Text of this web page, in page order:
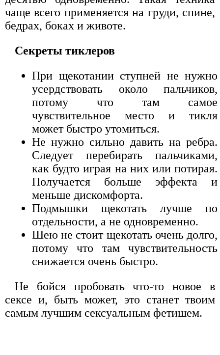
чаще всего применяется на груди, спине,
бедрах, боках и животе.
Секреты тиклеров
При щекотании ступней не нужно
усердствовать около пальчиков,
потому что там самое
чувствительное место и тикля
может быстро утомиться.
Не нужно сильно давить на ребра.
Следует перебирать пальчиками,
как будто играя на них или потирая.
Получается больше эффекта и
меньше дискомфорта.
Подмышки щекотать лучше по
отдельности, а не одновременно.
Шею не стоит щекотать очень долго,
потому что там чувствительность
снижается очень быстро.
Не бойся пробовать что-то новое в
сексе и, быть может, это станет твоим
самым лучшим сексуальным фетишем.